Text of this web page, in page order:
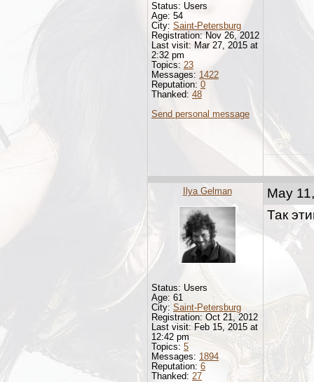
Status: Users
Age: 54
City: Saint-Petersburg
Registration: Nov 26, 2012
Last visit: Mar 27, 2015 at
2:32 pm
Topics: 23
Messages: 1422
Reputation: 0
Thanked: 48
Send personal message
May
Так
Ilya Gelman
Status: Users
Age: 61
City: Saint-Petersburg
Registration: Oct 21, 2012
Last visit: Feb 15, 2015 at
12:42 pm
Topics: 5
Messages: 1894
Reputation: 6
Thanked: 27